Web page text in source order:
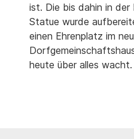
ist. Die bis dahin in
Statue wurde
einen Ehrenplatz im
heute über alles wacht.